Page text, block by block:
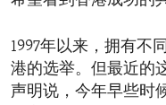
1997年以来，拥有不
港的选举。但最近的
声明说，今年早些时